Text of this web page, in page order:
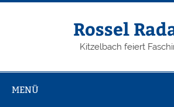
Zum
Rossel
Kitzelbach feiert
MENÜ